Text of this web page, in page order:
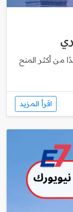
من أكثر المنح
اقرأ المزيد